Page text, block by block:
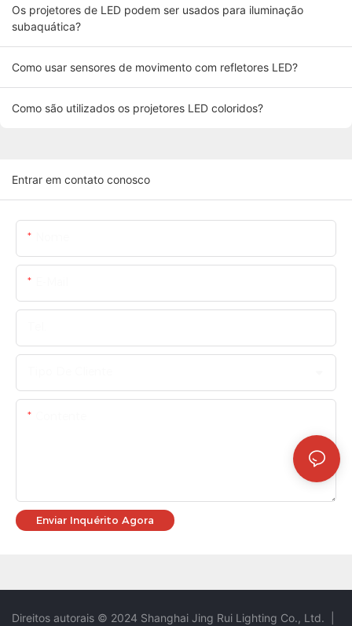
Os projetores de LED podem ser usados ​​para iluminação
subaquática?
Como usar sensores de movimento com refletores LED?
Como são utilizados os projetores LED coloridos?
Entrar em contato conosco
Enviar Inquérito Agora
Direitos autorais © 2024 Shanghai Jing Rui Lighting Co., Ltd.